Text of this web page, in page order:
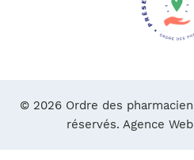
© 2026 Ordre des
réservés. Agence